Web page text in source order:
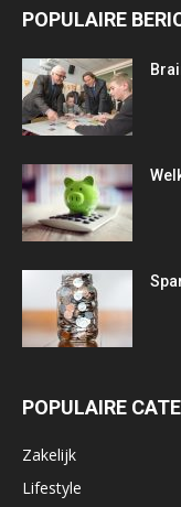
POPULAIRE
POPULAIRE
Zakelijk
Lifestyle